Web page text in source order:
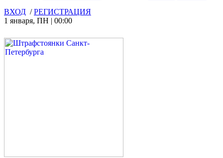
ВХОД /РЕГИСТРАЦИЯ
1 января, ПН | 00:00